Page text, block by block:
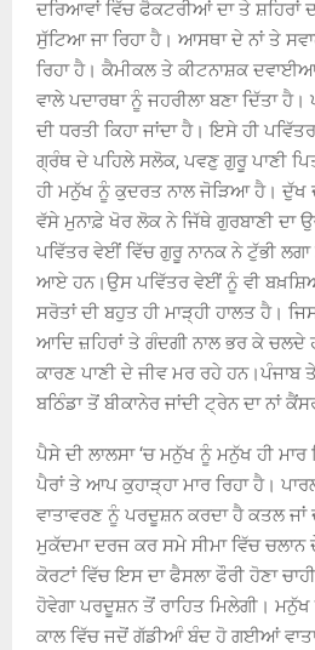
ਦਰਿਆਵਾਂ ਵਿੱਚ ਫੈਕਟਰੀਆਂ ਦਾ ਤੇ ਸ਼ਹਿਰਾਂ
ਸੁੱਟਿਆ ਜਾ ਰਿਹਾ ਹੈ। ਆਸਥਾ ਦੇ ਨਾਂ ਤੇ
ਰਿਹਾ ਹੈ। ਕੈਮੀਕਲ ਤੇ ਕੀਟਨਾਸ਼ਕ
ਵਾਲੇ ਪਦਾਰਥਾ ਨੂੰ ਜਹਰੀਲਾ ਬਣਾ ਦਿੱਤਾ
ਦੀ ਧਰਤੀ ਕਿਹਾ ਜਾਂਦਾ ਹੈ। ਇਸੇ ਹੀ
ਗ੍ਰੰਥ ਦੇ ਪਹਿਲੇ ਸਲੋਕ, ਪਵਣੁ ਗੁਰੂ ਪਾਣੀ
ਹੀ ਮਨੁੱਖ ਨੂੰ ਕੁਦਰਤ ਨਾਲ ਜੋੜਿਆ ਹੈ। ਦੁੱਖ
ਵੱਸੇ ਮੁਨਾਫ਼ੇ ਖੋਰ ਲੋਕ ਨੇ ਜਿੱਥੇ ਗੁਰਬਾਣੀ
ਪਵਿੱਤਰ ਵੇਈਂ ਵਿੱਚ ਗੁਰੂ ਨਾਨਕ ਨੇ ਟੁੱਭੀ
ਆਏ ਹਨ।ਉਸ ਪਵਿੱਤਰ ਵੇਈਂ ਨੂੰ ਵੀ
ਸਰੋਤਾਂ ਦੀ ਬਹੁਤ ਹੀ ਮਾੜ੍ਹੀ ਹਾਲਤ ਹੈ।
ਆਦਿ ਜ਼ਹਿਰਾਂ ਤੇ ਗੰਦਗੀ ਨਾਲ ਭਰ ਕੇ ਚਲਦੇ
ਕਾਰਣ ਪਾਣੀ ਦੇ ਜੀਵ ਮਰ ਰਹੇ ਹਨ।ਪੰਜਾਬ
ਬਠਿੰਡਾ ਤੋਂ ਬੀਕਾਨੇਰ ਜਾਂਦੀ ਟ੍ਰੇਨ ਦਾ ਨਾਂ
ਪੈਸੇ ਦੀ ਲਾਲਸਾ ‘ਚ ਮਨੁੱਖ ਨੂੰ ਮਨੁੱਖ ਹੀ
ਪੈਰਾਂ ਤੇ ਆਪ ਕੁਹਾੜ੍ਹਾ ਮਾਰ ਰਿਹਾ ਹੈ।
ਵਾਤਾਵਰਣ ਨੂੰ ਪਰਦੂਸ਼ਨ ਕਰਦਾ ਹੈ ਕਤਲ
ਮੁਕੱਦਮਾ ਦਰਜ ਕਰ ਸਮੇ ਸੀਮਾ ਵਿੱਚ ਚਲਾਨ
ਕੋਰਟਾਂ ਵਿੱਚ ਇਸ ਦਾ ਫੈਸਲਾ ਫੌਰੀ ਹੋਣਾ
ਹੋਵੇਗਾ ਪਰਦੂਸ਼ਨ ਤੋਂ ਰਾਹਿਤ ਮਿਲੇਗੀ। ਮਨੁੱਖ
ਕਾਲ ਵਿੱਚ ਜਦੋਂ ਗੱਡੀਆੰ ਬੰਦ ਹੋ ਗਈਆਂ